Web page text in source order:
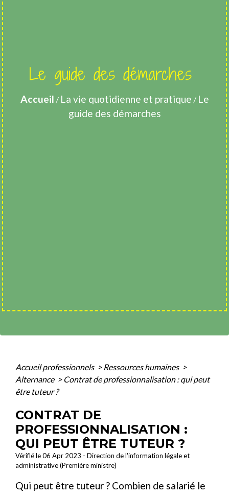
Le guide des démarches
Accueil / La vie quotidienne et pratique / Le
guide des démarches
Accueil professionnels > Ressources humaines >
Alternance > Contrat de professionnalisation : qui peut
être tuteur ?
CONTRAT DE
PROFESSIONNALISATION :
QUI PEUT ÊTRE TUTEUR ?
Vérifié le 06 Apr 2023 - Direction de l'information légale et
administrative (Première ministre)
Qui peut être tuteur ? Combien de salarié le